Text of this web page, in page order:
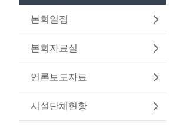
본회일정
본회자료실
언론보도자료
시설단체현황